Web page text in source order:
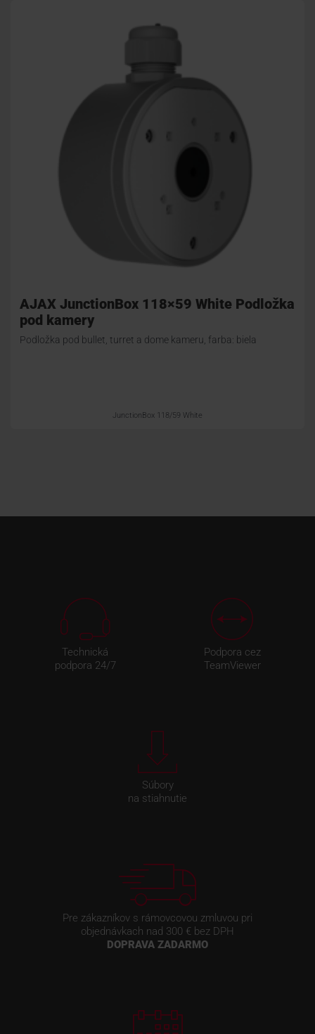
AJAX JunctionBox 118×59 White Podložka
pod kamery
Podložka pod bullet, turret a dome kameru, farba: biela
JunctionBox 118/59 White
Technická
podpora 24/7
Podpora cez
TeamViewer
Súbory
na stiahnutie
Pre zákazníkov s rámovcovou zmluvou pri
objednávkach nad 300 € bez DPH
DOPRAVA ZADARMO